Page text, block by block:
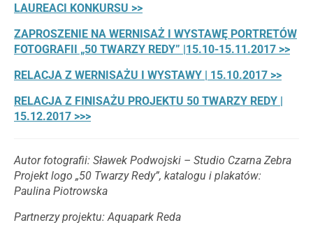
LAUREACI KONKURSU >>
ZAPROSZENIE NA WERNISAŻ I WYSTAWĘ PORTRETÓW
FOTOGRAFII „50 TWARZY REDY” |15.10-15.11.2017 >>
RELACJA Z WERNISAŻU I WYSTAWY | 15.10.2017 >>
RELACJA Z FINISAŻU PROJEKTU 50 TWARZY REDY |
15.12.2017 >>>
Autor fotografii: Sławek Podwojski – Studio Czarna Zebra
Projekt logo „50 Twarzy Redy”, katalogu i plakatów:
Paulina Piotrowska
Partnerzy projektu: Aquapark Reda